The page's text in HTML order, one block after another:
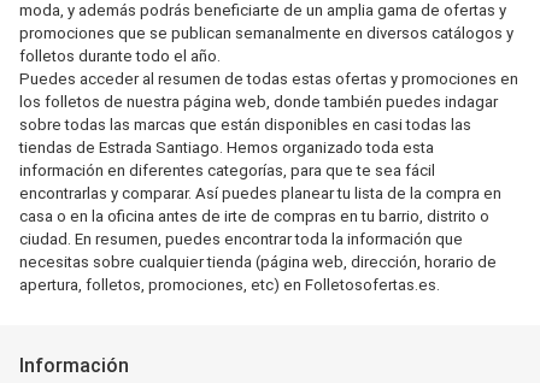
moda, y además podrás beneficiarte de un amplia gama de ofertas y
promociones que se publican semanalmente en diversos catálogos y
folletos durante todo el año.
Puedes acceder al resumen de todas estas ofertas y promociones en
los folletos de nuestra página web, donde también puedes indagar
sobre todas las marcas que están disponibles en casi todas las
tiendas de Estrada Santiago. Hemos organizado toda esta
información en diferentes categorías, para que te sea fácil
encontrarlas y comparar. Así puedes planear tu lista de la compra en
casa o en la oficina antes de irte de compras en tu barrio, distrito o
ciudad. En resumen, puedes encontrar toda la información que
necesitas sobre cualquier tienda (página web, dirección, horario de
apertura, folletos, promociones, etc) en Folletosofertas.es.
Información